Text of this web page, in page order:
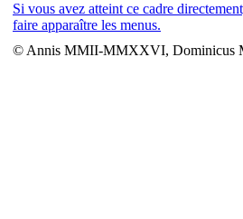
Si vous avez atteint ce cadre
faire apparaître les menus.
© Annis MMII-MMXXVI, Dominicus